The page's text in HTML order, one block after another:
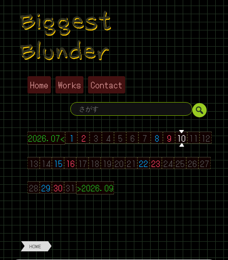
Biggest
Blunder
Home Works Contact
2026.07< 1 2 3 4 5 6 7 8 9 10 11 12
13 14 15 16 17 18 19 20 21 22 23 24 25 26 27
28 29 30 31 >2026.09
HOME